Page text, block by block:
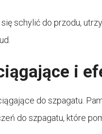
schylić do przodu,
i
do szpagatu.
do szpagatu, które